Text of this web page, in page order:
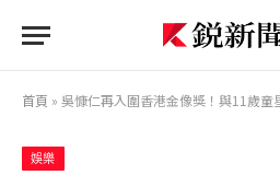
首頁 » 吳慷仁再入圍香港金像獎！與11歲童
娛樂